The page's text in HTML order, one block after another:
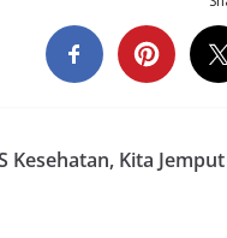
Kesehatan, Kita Jemput